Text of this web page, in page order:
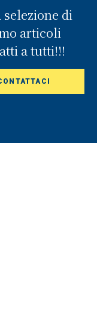
di
articoli
a tutti!!!